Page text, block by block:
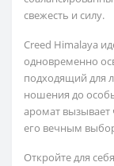
свежесть и силу.
Creed Himalaya
одновременно
подходящий для
ношения до
аромат вызывает
его вечным
Откройте для